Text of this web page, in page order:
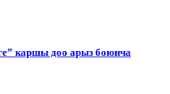
каршы доо арыз боюнча